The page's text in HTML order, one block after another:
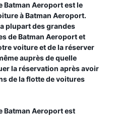
Batman Aeroportest le
àBatman Aeroport.
plupart des grandes
deBatman Aeroportet
voiture et de la réserver
auprès de quelle
la réservation après avoir
de la flotte de voitures
Batman Aeroportest